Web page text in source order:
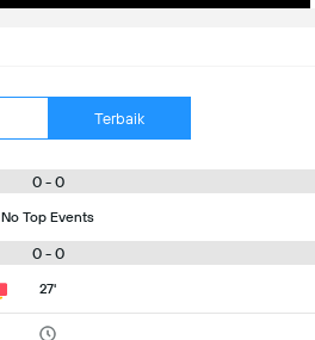
Terbaik
0 - 0
No Top Events
0 - 0
27'